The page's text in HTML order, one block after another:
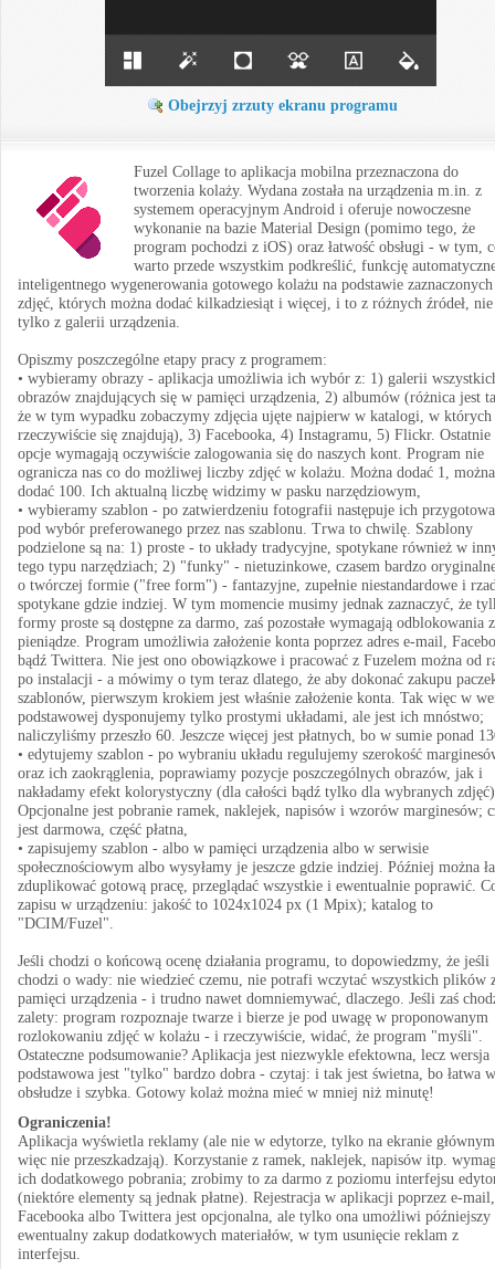
Obejrzyj zrzuty ekranu programu
Fuzel Collage to aplikacja mobilna przeznaczona do
tworzenia kolaży. Wydana została na urządzenia m.in. z
systemem operacyjnym Android i oferuje nowoczesne
wykonanie na bazie Material Design (pomimo tego, że
program pochodzi z iOS) oraz łatwość obsługi - w tym,
warto przede wszystkim podkreślić, funkcję
inteligentnego wygenerowania gotowego kolażu na podstawie zaznaczonych
zdjęć, których można dodać kilkadziesiąt i więcej, i to z różnych źródeł, nie
tylko z galerii urządzenia.
Opiszmy poszczególne etapy pracy z programem:
• wybieramy obrazy - aplikacja umożliwia ich wybór z: 1) galerii
obrazów znajdujących się w pamięci urządzenia, 2) albumów (różnica jest
że w tym wypadku zobaczymy zdjęcia ujęte najpierw w katalogi, w których
rzeczywiście się znajdują), 3) Facebooka, 4) Instagramu, 5) Flickr. Ostatnie
opcje wymagają oczywiście zalogowania się do naszych kont. Program nie
ogranicza nas co do możliwej liczby zdjęć w kolażu. Można dodać 1, można
dodać 100. Ich aktualną liczbę widzimy w pasku narzędziowym,
• wybieramy szablon - po zatwierdzeniu fotografii następuje ich
pod wybór preferowanego przez nas szablonu. Trwa to chwilę. Szablony
podzielone są na: 1) proste - to układy tradycyjne, spotykane również w
tego typu narzędziach; 2) "funky" - nietuzinkowe, czasem bardzo
o twórczej formie ("free form") - fantazyjne, zupełnie niestandardowe i
spotykane gdzie indziej. W tym momencie musimy jednak zaznaczyć, że
formy proste są dostępne za darmo, zaś pozostałe wymagają odblokowania
pieniądze. Program umożliwia założenie konta poprzez adres e-mail,
bądź Twittera. Nie jest ono obowiązkowe i pracować z Fuzelem można od
po instalacji - a mówimy o tym teraz dlatego, że aby dokonać zakupu
szablonów, pierwszym krokiem jest właśnie założenie konta. Tak więc w
podstawowej dysponujemy tylko prostymi układami, ale jest ich mnóstwo;
naliczyliśmy przeszło 60. Jeszcze więcej jest płatnych, bo w sumie ponad
• edytujemy szablon - po wybraniu układu regulujemy szerokość
oraz ich zaokrąglenia, poprawiamy pozycje poszczególnych obrazów, jak i
nakładamy efekt kolorystyczny (dla całości bądź tylko dla wybranych
Opcjonalne jest pobranie ramek, naklejek, napisów i wzorów marginesów;
jest darmowa, część płatna,
• zapisujemy szablon - albo w pamięci urządzenia albo w serwisie
społecznościowym albo wysyłamy je jeszcze gdzie indziej. Później można
zduplikować gotową pracę, przeglądać wszystkie i ewentualnie poprawić.
zapisu w urządzeniu: jakość to 1024x1024 px (1 Mpix); katalog to
"DCIM/Fuzel".
Jeśli chodzi o końcową ocenę działania programu, to dopowiedzmy, że jeśli
chodzi o wady: nie wiedzieć czemu, nie potrafi wczytać wszystkich plików
pamięci urządzenia - i trudno nawet domniemywać, dlaczego. Jeśli zaś
zalety: program rozpoznaje twarze i bierze je pod uwagę w proponowanym
rozlokowaniu zdjęć w kolażu - i rzeczywiście, widać, że program "myśli".
Ostateczne podsumowanie? Aplikacja jest niezwykle efektowna, lecz wersja
podstawowa jest "tylko" bardzo dobra - czytaj: i tak jest świetna, bo łatwa w
obsłudze i szybka. Gotowy kolaż można mieć w mniej niż minutę!
Ograniczenia!
Aplikacja wyświetla reklamy (ale nie w edytorze, tylko na ekranie
więc nie przeszkadzają). Korzystanie z ramek, naklejek, napisów itp.
ich dodatkowego pobrania; zrobimy to za darmo z poziomu interfejsu
(niektóre elementy są jednak płatne). Rejestracja w aplikacji poprzez e-mail,
Facebooka albo Twittera jest opcjonalna, ale tylko ona umożliwi późniejszy
ewentualny zakup dodatkowych materiałów, w tym usunięcie reklam z
interfejsu.